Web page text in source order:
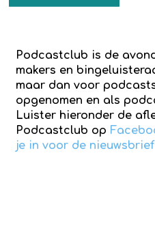
Podcastclub is de
makers en
maar dan voor
opgenomen en als
Luister hieronder de
Podcastclub op
je in voor de nieuwsbrief